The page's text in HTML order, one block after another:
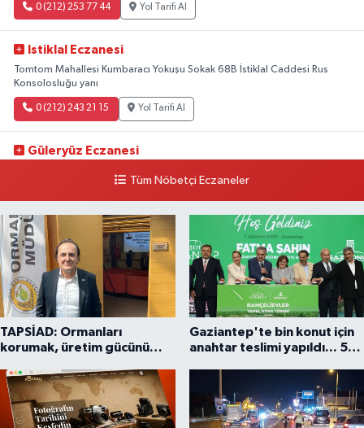
0 (212) 253 77 44 Yol Tarifi Al
Istiklal Eczanesi
Tomtom Mahallesi Kumbaracı Yokuşu Sokak 68B İstiklal Caddesi Rus
Konsolosluğu yanı
0 (212) 243 21 15 Yol Tarifi Al
Güleryüz Eczanesi
kalaycıbahçe Meydana DoğruTüm Nöbetçi Eczaneler
TAPSİAD: Ormanları
korumak, üretim gücünü
Gaziantep'te bin konut için
anahtar teslimi yapıldı... 5